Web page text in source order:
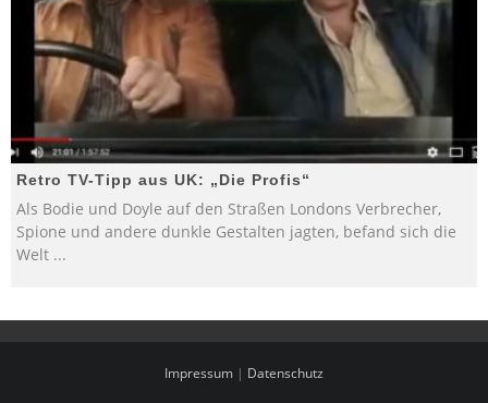
Retro TV-Tipp aus UK: „Die Profis“
Als Bodie und Doyle auf den Straßen Londons Verbrecher,
Spione und andere dunkle Gestalten jagten, befand sich die
Welt ...
Impressum | Datenschutz